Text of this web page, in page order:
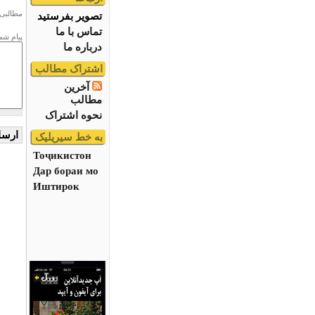
تصویر بفرستید
تماس با ما
درباره ما
اشتراک مطالب
آخرین
مطالب
نحوه اشتراک
به خط سیریلیک
Тоҷикистон
Дар бораи мо
Иштирок
پیام